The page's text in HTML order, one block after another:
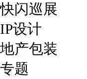
快闪巡展
IP设计
地产包装
专题